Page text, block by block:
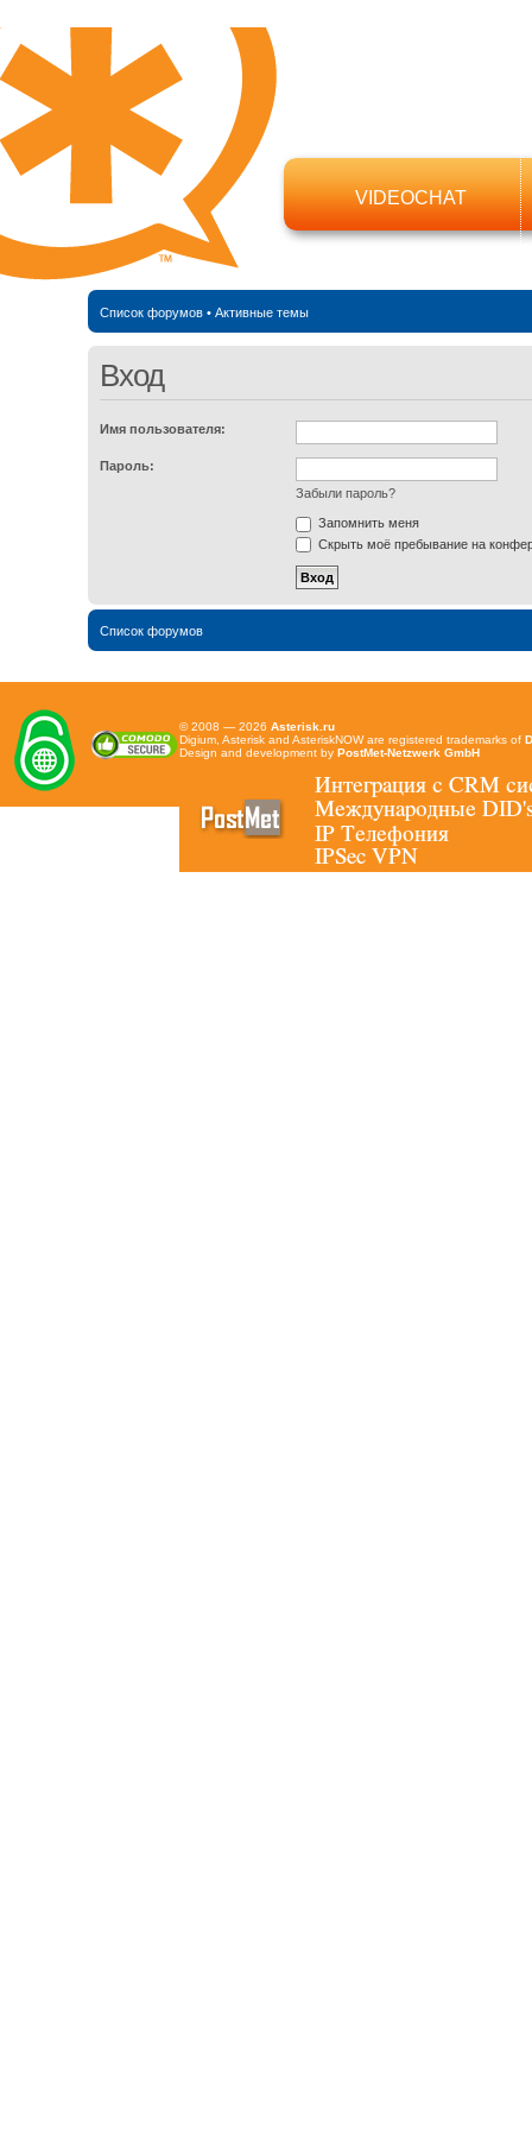
VIDEOCHAT
Список форумов• Активные темы
Вход
Имя пользователя:
Пароль:
Забыли пароль?
Запомнить меня
Скрыть моё пребывание на
Список форумов
© 2008 — 2026 Asterisk.ru
Digium, Asterisk and AsteriskNOW are registered trademarks of
Design and development by PostMet-Netzwerk GmbH